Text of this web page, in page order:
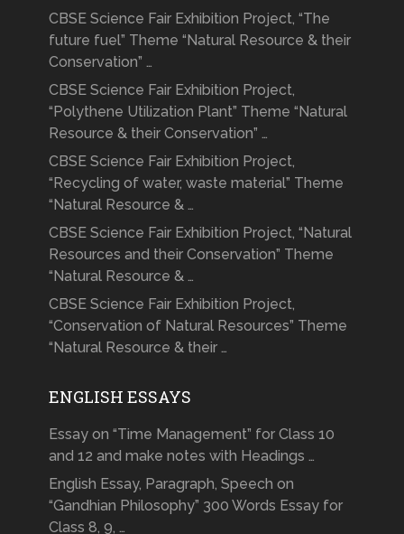
CBSE Science Fair Exhibition Project, “The
future fuel” Theme “Natural Resource & their
Conservation” …
CBSE Science Fair Exhibition Project,
“Polythene Utilization Plant” Theme “Natural
Resource & their Conservation” …
CBSE Science Fair Exhibition Project,
“Recycling of water, waste material” Theme
“Natural Resource & …
CBSE Science Fair Exhibition Project, “Natural
Resources and their Conservation” Theme
“Natural Resource & …
CBSE Science Fair Exhibition Project,
“Conservation of Natural Resources” Theme
“Natural Resource & their …
ENGLISH ESSAYS
Essay on “Time Management” for Class 10
and 12 and make notes with Headings …
English Essay, Paragraph, Speech on
“Gandhian Philosophy” 300 Words Essay for
Class 8, 9, …